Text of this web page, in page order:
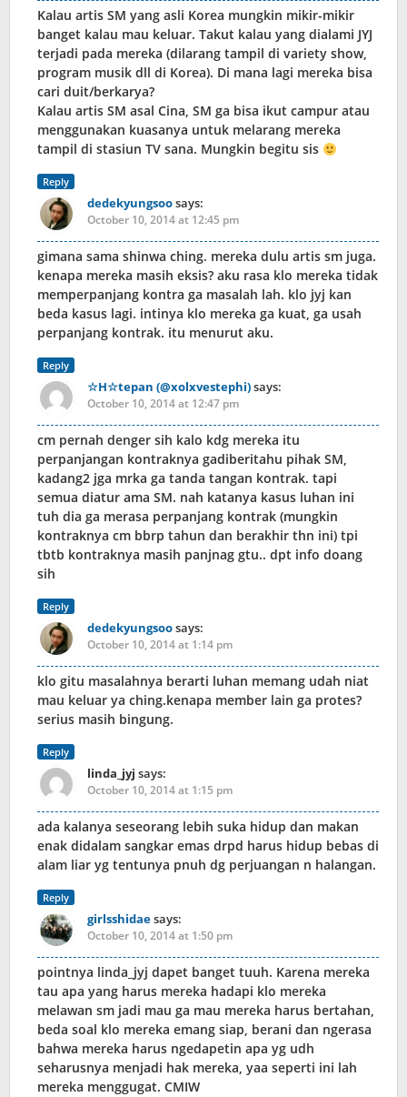
Kalau artis SM yang asli Korea mungkin mikir-mikir
banget kalau mau keluar. Takut kalau yang dialami JYJ
terjadi pada mereka (dilarang tampil di variety show,
program musik dll di Korea). Di mana lagi mereka bisa
cari duit/berkarya?
Kalau artis SM asal Cina, SM ga bisa ikut campur atau
menggunakan kuasanya untuk melarang mereka
tampil di stasiun TV sana. Mungkin begitu sis
Reply
dedekyungsoosays:
October 10, 2014 at 12:45 pm
gimana sama shinwa ching. mereka dulu artis sm juga.
kenapa mereka masih eksis? aku rasa klo mereka tidak
memperpanjang kontra ga masalah lah. klo jyj kan
beda kasus lagi. intinya klo mereka ga kuat, ga usah
perpanjang kontrak. itu menurut aku.
Reply
☆H☆tepan (@xolxvestephi)says:
October 10, 2014 at 12:47 pm
cm pernah denger sih kalo kdg mereka itu
perpanjangan kontraknya gadiberitahu pihak SM,
kadang2 jga mrka ga tanda tangan kontrak. tapi
semua diatur ama SM. nah katanya kasus luhan ini
tuh dia ga merasa perpanjang kontrak (mungkin
kontraknya cm bbrp tahun dan berakhir thn ini) tpi
tbtb kontraknya masih panjnag gtu.. dpt info doang
sih
Reply
dedekyungsoosays:
October 10, 2014 at 1:14 pm
klo gitu masalahnya berarti luhan memang udah niat
mau keluar ya ching.kenapa member lain ga protes?
serius masih bingung.
Reply
linda_jyj says:
October 10, 2014 at 1:15 pm
ada kalanya seseorang lebih suka hidup dan makan
enak didalam sangkar emas drpd harus hidup bebas di
alam liar yg tentunya pnuh dg perjuangan n halangan.
Reply
girlsshidaesays:
October 10, 2014 at 1:50 pm
pointnya linda_jyj dapet banget tuuh. Karena mereka
tau apa yang harus mereka hadapi klo mereka
melawan sm jadi mau ga mau mereka harus bertahan,
beda soal klo mereka emang siap, berani dan ngerasa
bahwa mereka harus ngedapetin apa yg udh
seharusnya menjadi hak mereka, yaa seperti ini lah
mereka menggugat. CMIW